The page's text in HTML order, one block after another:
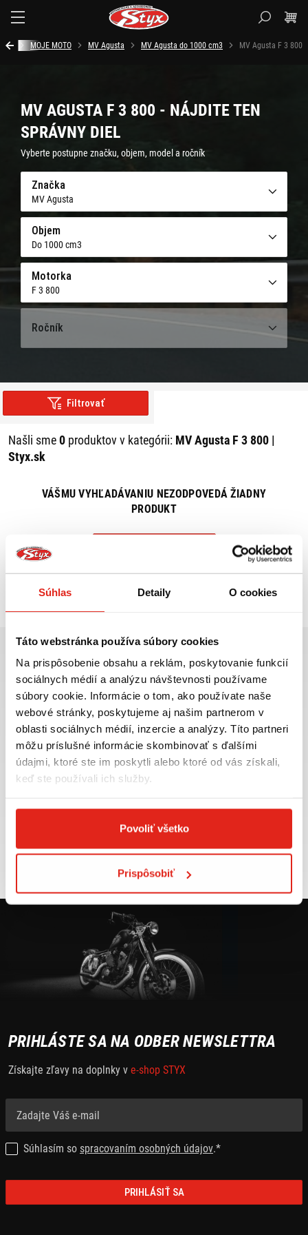
Súhlas Detaily O cookies
Táto webstránka používa súbory cookies
Na prispôsobenie obsahu a reklám, poskytovanie funkcií
sociálnych médií a analýzu návštevnosti používame
súbory cookie. Informácie o tom, ako používate naše
webové stránky, poskytujeme aj našim partnerom v
oblasti sociálnych médií, inzercie a analýzy. Títo partneri
môžu príslušné informácie skombinovať s ďalšími
údajmi, ktoré ste im poskytli alebo ktoré od vás získali,
keď ste používali ich služby.
Povoliť všetko
Prispôsobiť
MOJE MOTO MV Agusta MV Agusta do 1000 cm3 MV Agusta F 3 800
MV AGUSTA F 3 800 - NÁJDITE TEN
SPRÁVNY DIEL
Vyberte postupne značku, objem, model a ročník
Značka
MV Agusta
Objem
Do 1000 cm3
Motorka
F 3 800
Ročník
Filtrovať
Našli sme0 produktov v kategórii: MV Agusta F 3 800 |
Styx.sk
VÁŠMU VYHĽADÁVANIU NEZODPOVEDÁ ŽIADNY
PRODUKT
Najväčší výber moto
príslušenstva ihneď k
odberu
Doprava ZADARMO pre
objednávky nad 50€ v rámci
SR
PRIHLÁSTE SA NA ODBER NEWSLETTRA
Získajte zľavy na doplnky v e-shop STYX
Súhlasím so spracovaním osobných údajov.*
PRIHLÁSIŤ SA